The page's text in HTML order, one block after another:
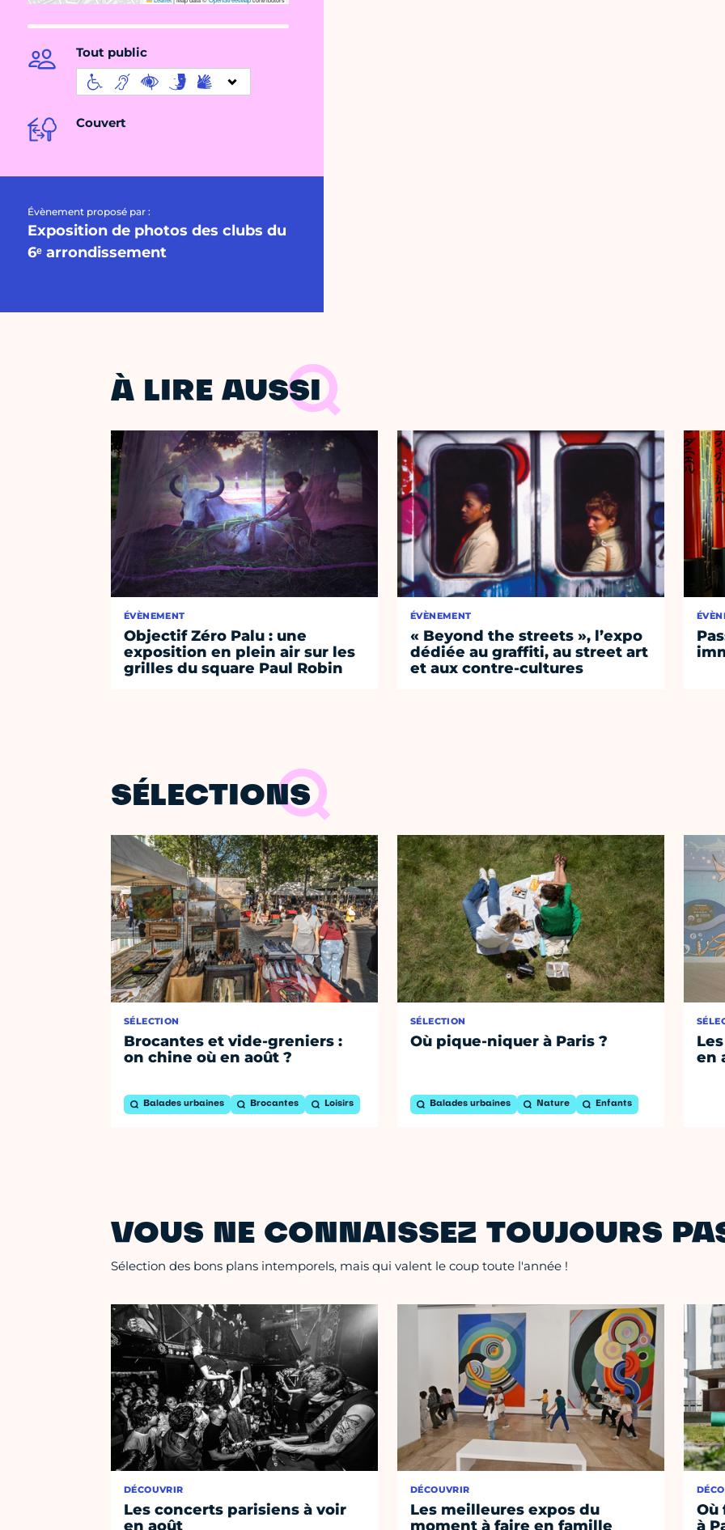
Tout public
Couvert
Évènement proposé par :
Exposition de photos des clubs du
6ᵉ arrondissement
À LIRE AUSSI
ÉVÈNEMENT
Objectif Zéro Palu : une
exposition en plein air sur les
grilles du square Paul Robin
ÉVÈNEMENT
« Beyond the streets », l’expo
dédiée au graffiti, au street art
et aux contre-cultures
SÉLECTIONS
SÉLECTION
Brocantes et vide-greniers :
on chine où en août ?
Balades urbaines Brocantes Loisirs
SÉLECTION
Où pique-niquer à Paris ?
Balades urbaines Nature Enfants
en
VOUS NE CONNAISSEZ TOUJOURS
Sélection des bons plans intemporels, mais qui valent le coup toute l'année !
DÉCOUVRIR
Les concerts parisiens à voir
en août
DÉCOUVRIR
Les meilleures expos du
moment à faire en famille
Où
à